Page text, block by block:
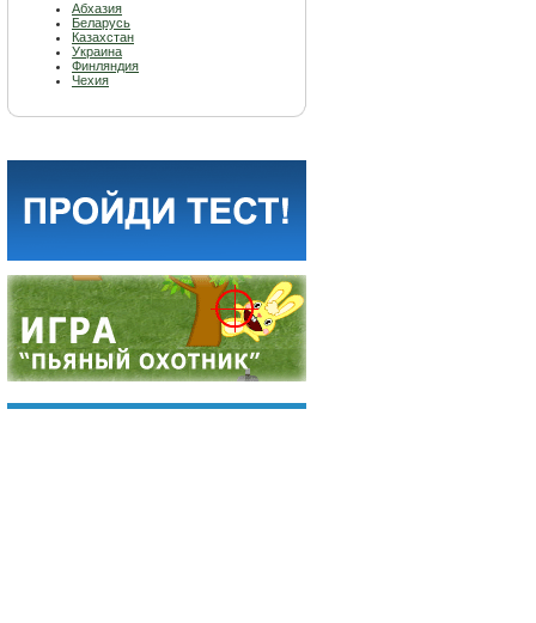
Абхазия
Беларусь
Казахстан
Украина
Финляндия
Чехия